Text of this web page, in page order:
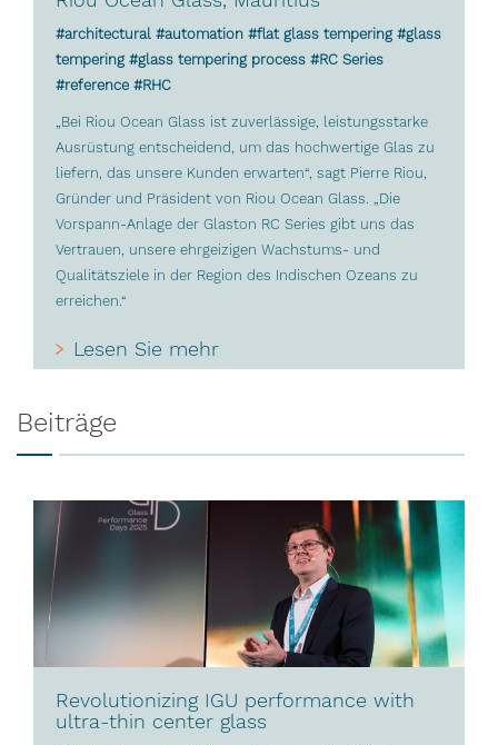
#architectural #automation #flat glass tempering #glass
tempering #glass tempering process #RC Series
#reference #RHC
„Bei Riou Ocean Glass ist zuverlässige, leistungsstarke
Ausrüstung entscheidend, um das hochwertige Glas zu
liefern, das unsere Kunden erwarten“, sagt Pierre Riou,
Gründer und Präsident von Riou Ocean Glass. „Die
Vorspann-Anlage der Glaston RC Series gibt uns das
Vertrauen, unsere ehrgeizigen Wachstums- und
Qualitätsziele in der Region des Indischen Ozeans zu
erreichen.“
Lesen Sie mehr
Beiträge
Revolutionizing IGU performance with
ultra-thin center glass